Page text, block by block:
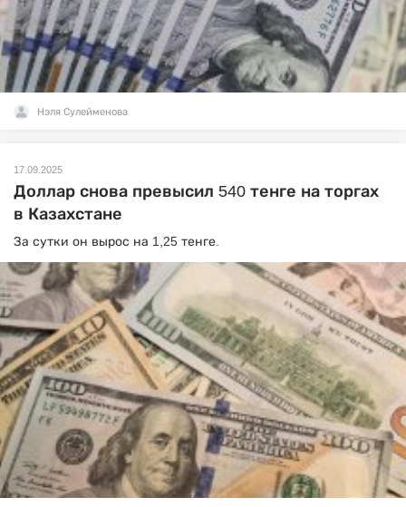
Нэля Сулейменова
17.09.2025
Доллар снова превысил 540 тенге на торгах
в Казахстане
За сутки он вырос на 1,25 тенге.